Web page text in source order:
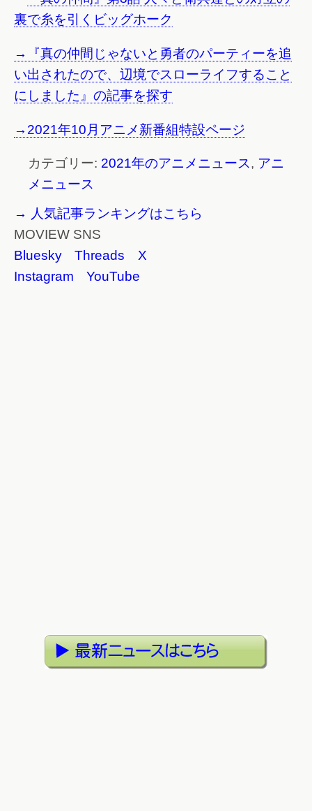
裏で糸を引くビッグホーク
→『真の仲間じゃないと勇者のパーティーを追
い出されたので、辺境でスローライフすること
にしました』の記事を探す
→2021年10月アニメ新番組特設ページ
カテゴリー: 2021年のアニメニュース, アニ
メニュース
→ 人気記事ランキングはこちら
MOVIEW SNS
Bluesky
Threads
X
Instagram
YouTube